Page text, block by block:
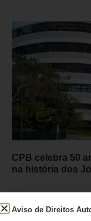
CPB celebra 50
na história dos
07/08/2026
Aviso de Direitos